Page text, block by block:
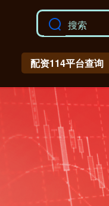
配资114平台查询